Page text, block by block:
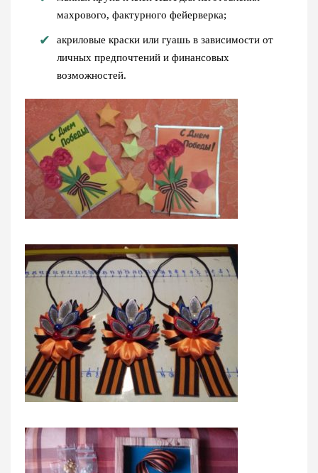
махрового, фактурного фейерверка;
акриловые краски или гуашь в зависимости от
личных предпочтений и финансовых
возможностей.